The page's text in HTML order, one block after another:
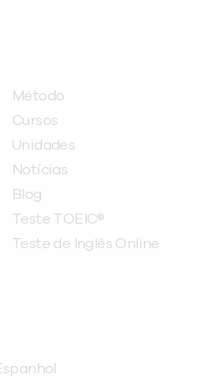
Método
Cursos
Unidades
Notícias
Blog
Teste TOEIC®
Teste de Inglês Online